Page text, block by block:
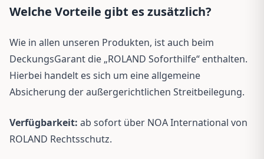
Welche Vorteile gibt es zusätzlich?
Wie in allen unseren Produkten, ist auch beim
DeckungsGarant die „ROLAND Soforthilfe“ enthalten.
Hierbei handelt es sich um eine allgemeine
Absicherung der außergerichtlichen Streitbeilegung.
Verfügbarkeit: ab sofort über NOA International von
ROLAND Rechtsschutz.